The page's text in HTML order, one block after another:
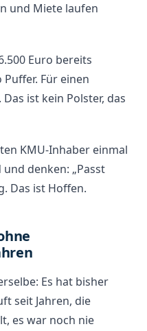
und Miete laufen
Euro bereits
Für einen
ist kein Polster, das
KMU-Inhaber einmal
denken: „Passt
Das ist Hoffen.
Es hat bisher
seit Jahren, die
es war noch nie